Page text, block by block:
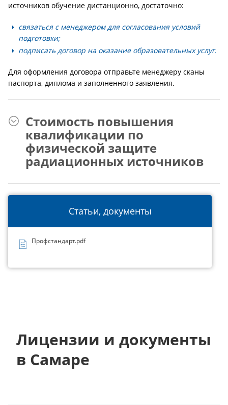
Статьи, документы
Профстандарт.pdf
источников обучение дистанционно, достаточно:
связаться с менеджером для согласования условий
подготовки;
подписать договор на оказание образовательных услуг.
Для оформления договора отправьте менеджеру сканы
паспорта, диплома и заполненного заявления.
Стоимость повышения
квалификации по
физической защите
радиационных источников
Лицензии и документы
в Самаре